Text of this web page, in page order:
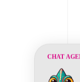
CHAT